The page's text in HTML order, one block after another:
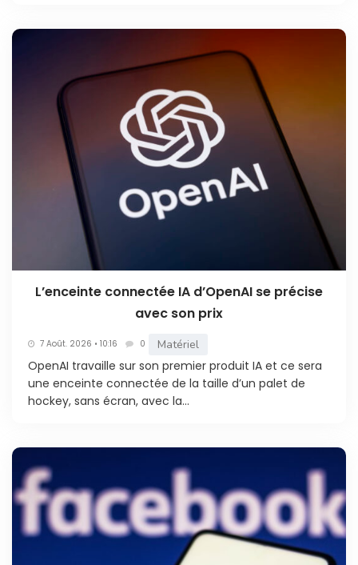
L’enceinte connectée IA d’OpenAI se précise
avec son prix
7 Août. 2026 • 10:16 0 Matériel
OpenAI travaille sur son premier produit IA et ce sera
une enceinte connectée de la taille d’un palet de
hockey, sans écran, avec la...